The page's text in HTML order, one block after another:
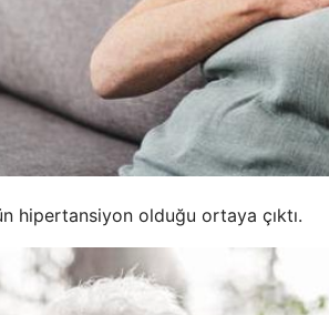
hipertansiyon olduğu ortaya çıktı.